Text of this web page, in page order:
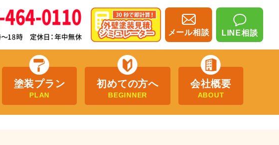
メール相談 LINE相談
塗装プラン
PLAN
初めての方へ
BEGINNER
会社概要
ABOUT